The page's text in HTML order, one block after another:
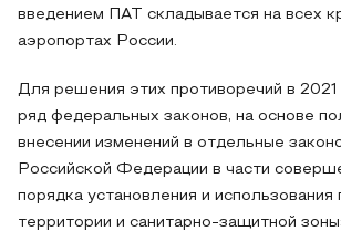
введением ПАТ складывается на всех
аэропортах России.
Для решения этих противоречий в 2021
ряд федеральных законов, на основе
внесении изменений в отдельные
Российской Федерации в части
порядка установления и
территории и санитарно-защитной